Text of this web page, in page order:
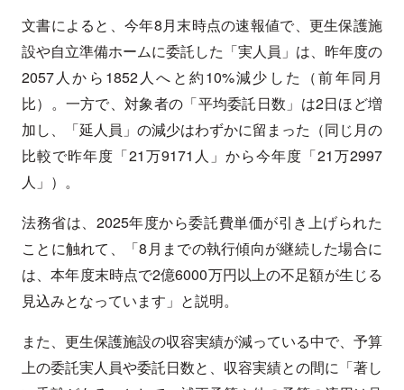
文書によると、今年8月末時点の速報値で、更生保護施
設や自立準備ホームに委託した「実人員」は、昨年度の
2057人から1852人へと約10%減少した（前年同月
比）。一方で、対象者の「平均委託日数」は2日ほど増
加し、「延人員」の減少はわずかに留まった（同じ月の
比較で昨年度「21万9171人」から今年度「21万2997
人」）。
法務省は、2025年度から委託費単価が引き上げられた
ことに触れて、「8月までの執行傾向が継続した場合に
は、本年度末時点で2億6000万円以上の不足額が生じる
見込みとなっています」と説明。
また、更生保護施設の収容実績が減っている中で、予算
上の委託実人員や委託日数と、収容実績との間に「著し